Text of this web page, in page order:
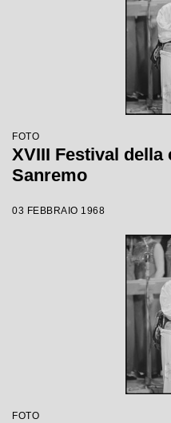
FOTO
XVIII Festival della
Sanremo
03 FEBBRAIO 1968
FOTO